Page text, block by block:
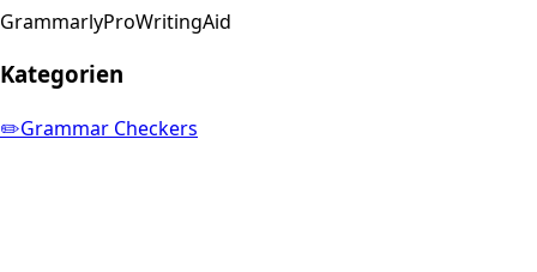
GrammarlyProWritingAid
Kategorien
✏️Grammar Checkers